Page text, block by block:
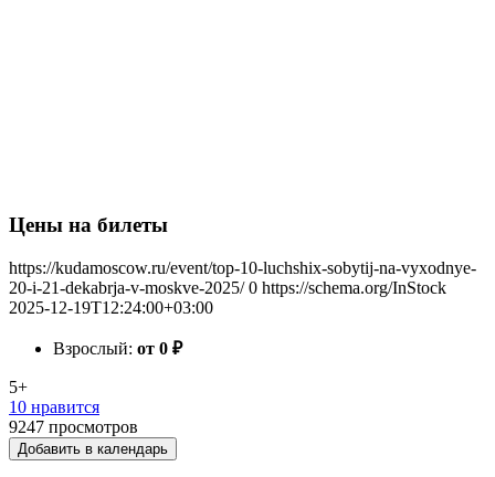
Цены на билеты
https://kudamoscow.ru/event/top-10-luchshix-sobytij-na-vyxodnye-
20-i-21-dekabrja-v-moskve-2025/ 0 https://schema.org/InStock
2025-12-19T12:24:00+03:00
Взрослый: от 0 ₽
5+
10 нравится
9247 просмотров
Добавить в календарь